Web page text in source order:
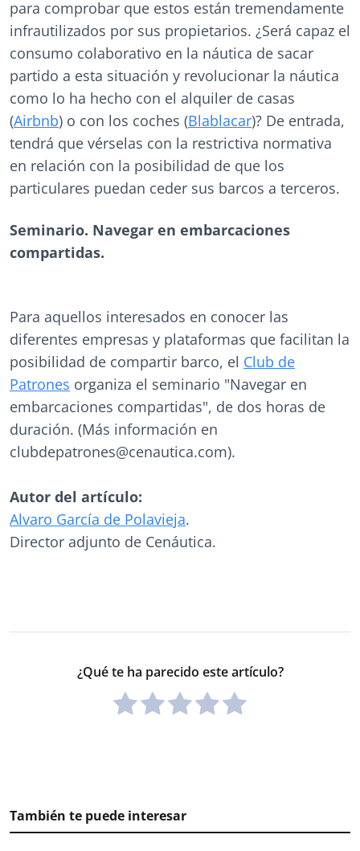
para comprobar que estos están tremendamente
infrautilizados por sus propietarios. ¿Será capaz el
consumo colaborativo en la náutica de sacar
partido a esta situación y revolucionar la náutica
como lo ha hecho con el alquiler de casas
(Airbnb) o con los coches (Blablacar)? De entrada,
tendrá que vérselas con la restrictiva normativa
en relación con la posibilidad de que los
particulares puedan ceder sus barcos a terceros.
Seminario. Navegar en embarcaciones
compartidas.
Para aquellos interesados en conocer las
diferentes empresas y plataformas que facilitan la
posibilidad de compartir barco, el Club de
Patrones organiza el seminario "Navegar en
embarcaciones compartidas", de dos horas de
duración. (Más información en
clubdepatrones@cenautica.com).
Autor del artículo:
Alvaro García de Polavieja.
Director adjunto de Cenáutica.
¿Qué te ha parecido este artículo?
También te puede interesar